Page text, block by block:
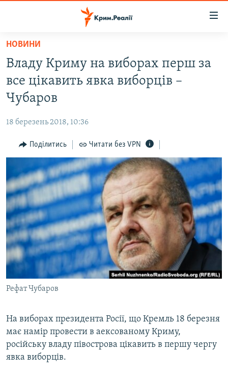
Перейти
основного
матеріалу
Перейти
основної
навігації
Перейти
до
пошуку
ВОДА.КРИМ
ВІДЕО ТА ФОТО
БЛОГИ
ПОГЛЯД
ІНТЕРВ'Ю
ВСЕ ЗА ДЕНЬ
СПЕЦПРОЕКТИ
ДЕПОРТАЦІЯ
ВІДЕОУРОКИ «ELIFBE»
СВІДЧЕННЯ ОКУПАЦІЇ
УКРАЇНСЬКА ПРОБЛЕМА КРИМУ
ІНФОГРАФІКА
ЯК ОБІЙТИ БЛОКУВАННЯ
Русский
Qırımtatar
ДОЛУЧАЙСЯ!
Усі сайти RFE/RL
НОВИНИ
Владу Криму на виборах перш за
все цікавить явка виборців –
Чубаров
18 березень 2018, 10:36
Поділитись Читати без VPN
Рефат Чубаров
На виборах президента Росії, що Кремль 18 березня
має намір провести в аексованому Криму,
російську владу півострова цікавить в першу чергу
явка виборців.